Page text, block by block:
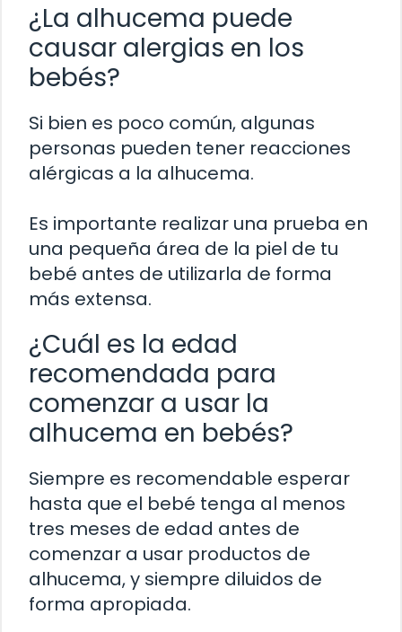
¿La alhucema puede
causar alergias en los
bebés?
Si bien es poco común, algunas
personas pueden tener reacciones
alérgicas a la alhucema.
Es importante realizar una prueba en
una pequeña área de la piel de tu
bebé antes de utilizarla de forma
más extensa.
¿Cuál es la edad
recomendada para
comenzar a usar la
alhucema en bebés?
Siempre es recomendable esperar
hasta que el bebé tenga al menos
tres meses de edad antes de
comenzar a usar productos de
alhucema, y siempre diluidos de
forma apropiada.